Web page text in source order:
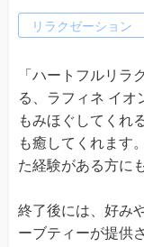
リラクゼーション
「ハートフルリラ
る、ラフィネ イオ
もみほぐしてくれ
も癒してくれます
た経験がある方に
終了後には、好み
ーブティーが提供